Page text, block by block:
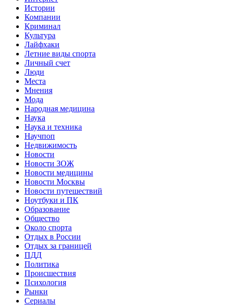
Истории
Компании
Криминал
Культура
Лайфхаки
Летние виды спорта
Личный счет
Люди
Места
Мнения
Мода
Народная медицина
Наука
Наука и техника
Научпоп
Недвижимость
Новости
Новости ЗОЖ
Новости медицины
Новости Москвы
Новости путешествий
Ноутбуки и ПК
Образование
Общество
Около спорта
Отдых в России
Отдых за границей
ПДД
Политика
Происшествия
Психология
Рынки
Сериалы